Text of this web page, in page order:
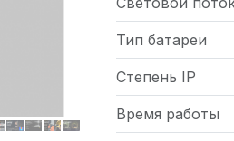
Тип батареи
Степень IP
Время работы